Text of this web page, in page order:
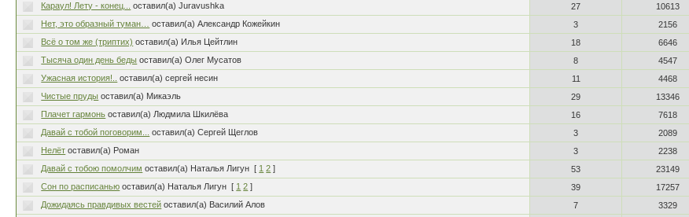
Караул! Лету - конец...
оставил(а) Juravushka 27 10613
Нет, это образный туман…
оставил(а) Александр Кожейкин 3 2156
Всё о том же (триптих) оставил(а) Илья Цейтлин 18 6646
Тысяча один день беды оставил(а) Oлег Мусатов 8 4547
Ужасная история!..
оставил(а) сергей несин 11 4468
Чистые пруды оставил(а) Микаэль 29 13346
Плачет гармонь оставил(а) Людмила Шкилёва 16 7618
Давай с тобой поговорим...
оставил(а) Сергей Щеглов 3 2089
Нелёт оставил(а) Роман 3 2238
Давай с тобою помолчим оставил(а) Наталья Лигун [ 1 2 ] 53 23149
Сон по расписанью оставил(а) Наталья Лигун [ 1 2 ] 39 17257
Дожидаясь правдивых вестей оставил(а) Василий Алов 7 3329